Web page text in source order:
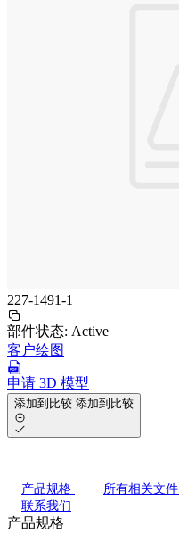
227-1491-1
部件状态: Active
客户绘图
申请 3D 模型
添加到比较 添加到比较
产品规格 所有相关文件
联系我们
产品规格